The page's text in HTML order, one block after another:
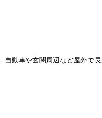
動車や玄関周辺など屋外で長